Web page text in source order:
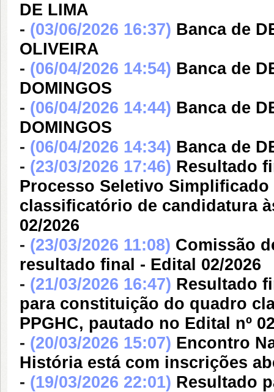
DE LIMA
- (03/06/2026 16:37) Banca de
OLIVEIRA
- (06/04/2026 14:54) Banca de
DOMINGOS
- (06/04/2026 14:44) Banca de
DOMINGOS
- (06/04/2026 14:34) Banca de
- (23/03/2026 17:46) Resultado
Processo Seletivo
classificatório de candidatura
02/2026
- (23/03/2026 11:08) Comissão
resultado final - Edital 02/2026
- (21/03/2026 16:47) Resultado
para constituição do quadro
PPGHC, pautado no Edital nº
- (20/03/2026 15:07) Encontro
História está com inscrições
- (19/03/2026 22:01) Resultado